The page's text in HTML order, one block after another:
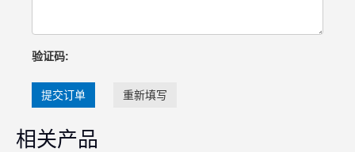
验证码:
提交订单 重新填写
相关产品